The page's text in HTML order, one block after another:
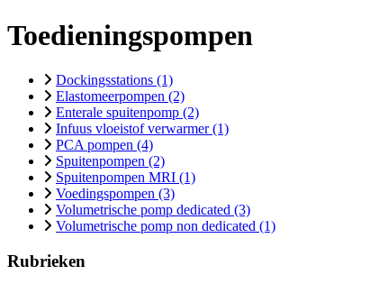
Toedieningspompen
Dockingsstations (1)
Elastomeerpompen (2)
Enterale spuitenpomp (2)
Infuus vloeistof verwarmer (1)
PCA pompen (4)
Spuitenpompen (2)
Spuitenpompen MRI (1)
Voedingspompen (3)
Volumetrische pomp dedicated (3)
Volumetrische pomp non dedicated (1)
Footer
Rubrieken